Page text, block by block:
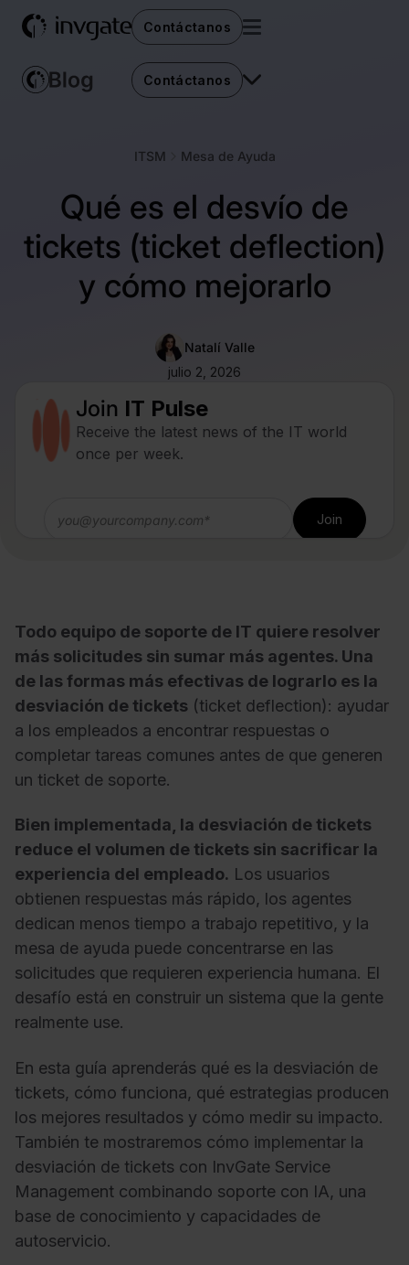
Contáctanos
Contáctanos
ITSM Mesa de Ayuda
Qué es el desvío de
tickets (ticket deflection)
y cómo mejorarlo
Natalí Valle
julio 2, 2026
Join IT Pulse
Receive the latest news of the IT world
once per week.
Todo equipo de soporte de IT quiere resolver
más solicitudes sin sumar más agentes. Una
de las formas más efectivas de lograrlo es la
desviación de tickets (ticket deflection): ayudar
a los empleados a encontrar respuestas o
completar tareas comunes antes de que generen
un ticket de soporte.
Bien implementada, la desviación de tickets
reduce el volumen de tickets sin sacrificar la
experiencia del empleado. Los usuarios
obtienen respuestas más rápido, los agentes
dedican menos tiempo a trabajo repetitivo, y la
mesa de ayuda puede concentrarse en las
solicitudes que requieren experiencia humana. El
desafío está en construir un sistema que la gente
realmente use.
En esta guía aprenderás qué es la desviación de
tickets, cómo funciona, qué estrategias producen
los mejores resultados y cómo medir su impacto.
También te mostraremos cómo implementar la
desviación de tickets con InvGate Service
Management combinando soporte con IA, una
base de conocimiento y capacidades de
autoservicio.